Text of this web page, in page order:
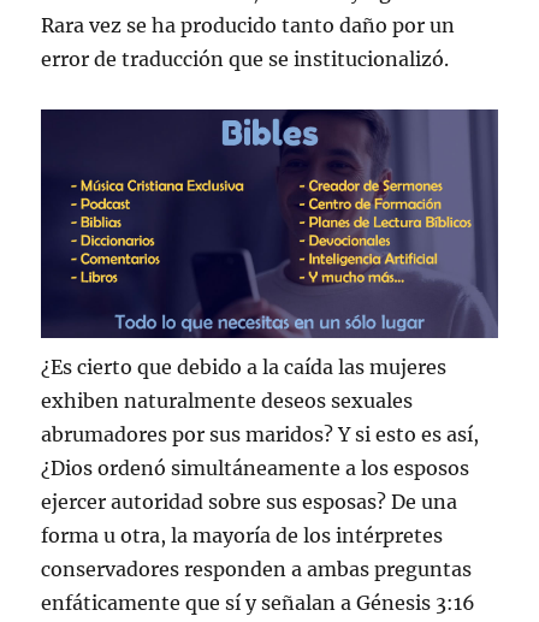
Rara vez se ha producido tanto daño por un
error de traducción que se institucionalizó.
¿Es cierto que debido a la caída las mujeres
exhiben naturalmente deseos sexuales
abrumadores por sus maridos? Y si esto es así,
¿Dios ordenó simultáneamente a los esposos
ejercer autoridad sobre sus esposas? De una
forma u otra, la mayoría de los intérpretes
conservadores responden a ambas preguntas
enfáticamente que sí y señalan a Génesis 3:16